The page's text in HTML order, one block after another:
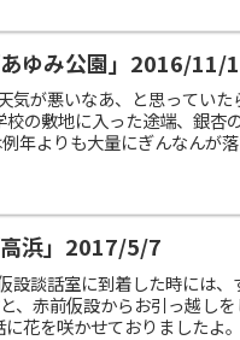
ゆみ公園」2016/11/
気が悪いなあ、と思ってい
の敷地に入った途端、銀杏
年よりも大量にぎんなんが
浜」2017/5/7
設談話室に到着した時には
、赤前仮設からお引っ越し
花を咲かせておりましたよ